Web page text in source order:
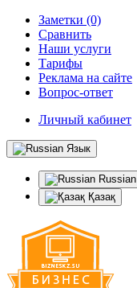
Заметки (0)
Сравнить
Наши услуги
Тарифы
Реклама на сайте
Вопрос-ответ
Личный кабинет
Язык
Russian
Қазақ